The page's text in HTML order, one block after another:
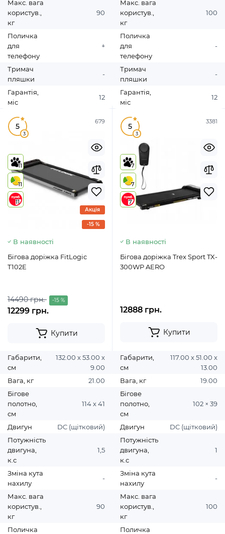
Макс. вага
користув.,
кг
90
Поличка
для
телефону
+
Тримач
пляшки
-
Гарантія,
міс
12
Макс. вага
користув.,
кг
100
Поличка
для
телефону
-
Тримач
пляшки
-
Гарантія,
міс
12
679
5
3
11
11
11
-15 %
Акція
В наявності
Бігова доріжка FitLogic
T102E
14490 грн. -15 %
12299 грн.
Купити
Габарити,
см
132.00 х 53.00 х
9.00
Вага, кг
21.00
Бігове
полотно,
см
114 х 41
Двигун
DC (щітковий)
Потужність
двигуна,
к.с
1,5
Зміна кута
нахилу
-
Макс. вага
користув.,
кг
90
Поличка
3381
5
3
7
7
7
В наявності
Бігова доріжка Trex Sport TX-
300WP AERO
12888 грн.
Купити
Габарити,
см
117.00 х 51.00 х
13.00
Вага, кг
19.00
Бігове
полотно,
см
102 × 39
Двигун
DC (щітковий)
Потужність
двигуна,
к.с
1
Зміна кута
нахилу
-
Макс. вага
користув.,
кг
100
Поличка